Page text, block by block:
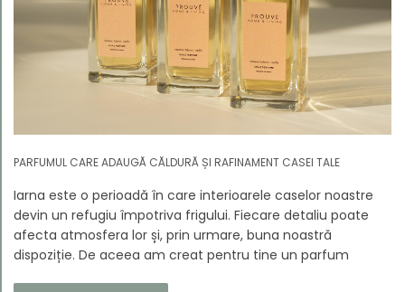
PARFUMUL CARE ADAUGĂ CĂLDURĂ ȘI RAFINAMENT CASEI TALE
Iarna este o perioadă în care interioarele caselor noastre
devin un refugiu împotriva frigului. Fiecare detaliu poate
afecta atmosfera lor și, prin urmare, buna noastră
dispoziție. De aceea am creat pentru tine un parfum